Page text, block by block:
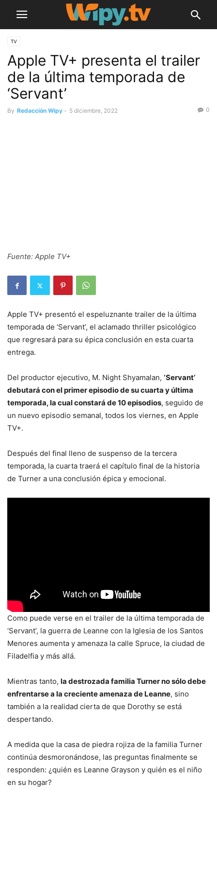
TV
Apple TV+ presenta el trailer
de la última temporada de
‘Servant’
By Redacción Wipy - 5 diciembre, 2022 0
Fuente: Apple TV+
Apple TV+ presentó el espeluznante trailer de la última
temporada de ‘Servant’, el aclamado thriller psicológico
que regresará para su épica conclusión en esta cuarta
entrega.
Del productor ejecutivo, M. Night Shyamalan, ‘Servant’
debutará con el primer episodio de su cuarta y última
temporada, la cual constará de 10 episodios, seguido de
un nuevo episodio semanal, todos los viernes, en Apple
TV+.
Después del final lleno de suspenso de la tercera
temporada, la cuarta traerá el capítulo final de la historia
de Turner a una conclusión épica y emocional.
Como puede verse en el trailer de la última temporada de
‘Servant’, la guerra de Leanne con la Iglesia de los Santos
Menores aumenta y amenaza la calle Spruce, la ciudad de
Filadelfia y más allá.
Mientras tanto, la destrozada familia Turner no sólo debe
enfrentarse a la creciente amenaza de Leanne, sino
también a la realidad cierta de que Dorothy se está
despertando.
A medida que la casa de piedra rojiza de la familia Turner
continúa desmoronándose, las preguntas finalmente se
responden: ¿quién es Leanne Grayson y quién es el niño
en su hogar?